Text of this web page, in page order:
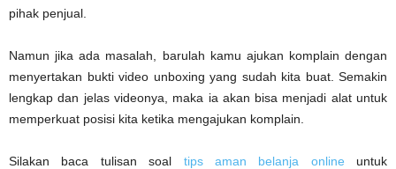
pihak penjual.
Namun jika ada masalah, barulah kamu ajukan komplain dengan
menyertakan bukti video unboxing yang sudah kita buat. Semakin
lengkap dan jelas videonya, maka ia akan bisa menjadi alat untuk
memperkuat posisi kita ketika mengajukan komplain.
Silakan baca tulisan soal tips aman belanja online untuk